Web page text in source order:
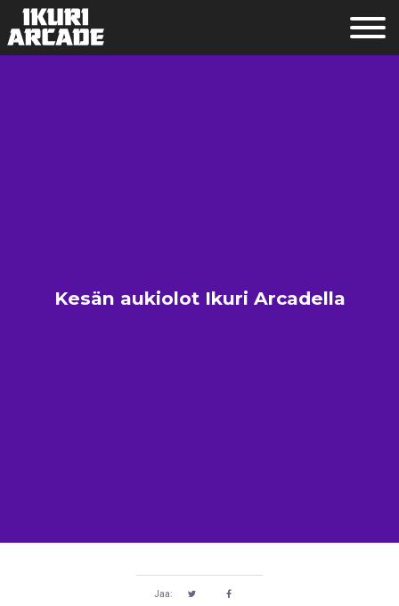
Kesän aukiolot Ikuri Arcadella
Jaa: